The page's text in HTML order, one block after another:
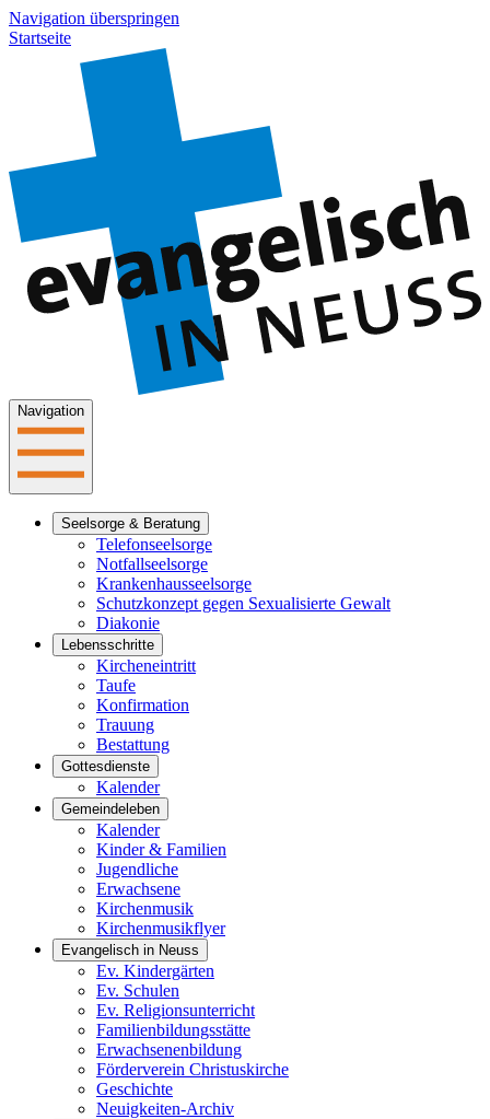
Navigation überspringen
Startseite
Navigation
Seelsorge & Beratung
Telefonseelsorge
Notfallseelsorge
Krankenhausseelsorge
Schutzkonzept gegen Sexualisierte Gewalt
Diakonie
Lebensschritte
Kircheneintritt
Taufe
Konfirmation
Trauung
Bestattung
Gottesdienste
Kalender
Gemeindeleben
Kalender
Kinder & Familien
Jugendliche
Erwachsene
Kirchenmusik
Kirchenmusikflyer
Evangelisch in Neuss
Ev. Kindergärten
Ev. Schulen
Ev. Religionsunterricht
Familienbildungsstätte
Erwachsenenbildung
Förderverein Christuskirche
Geschichte
Neuigkeiten-Archiv